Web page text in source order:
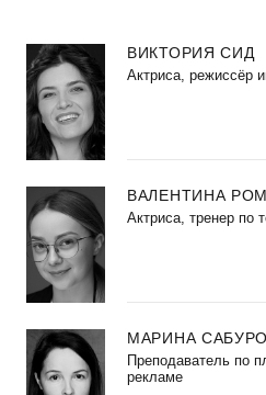
ВИКТОРИЯ СИД
Актриса, режиссёр
ВАЛЕНТИНА
Актриса, тренер по
МАРИНА
Преподаватель по
рекламе